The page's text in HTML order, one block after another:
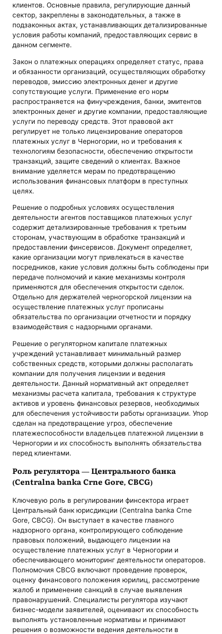
клиентов. Основные правила, регулирующие данный
сектор, закреплены в законодательных, а также в
подзаконных актах, устанавливающих детализированные
условия работы компаний, предоставляющих сервис в
данном сегменте.
Закон о платежных операциях определяет статус, права
и обязанности организаций, осуществляющих обработку
переводов, эмиссию электронных денег и другие
сопутствующие услуги. Применение его норм
распространяется на финучреждения, банки, эмитентов
электронных денег и другие компании, предоставляющие
услуги по переводу средств. Этот правовой акт
регулирует не только лицензирование операторов
платежных услуг в Черногории, но и требования к
технологиям безопасности, обеспечению открытости
транзакций, защите сведений о клиентах. Важное
внимание уделяется мерам по предотвращению
использования финансовых платформ в преступных
целях.
Решение о подробных условиях осуществления
деятельности агентов поставщиков платежных услуг
содержит детализированные требования к третьим
сторонам, участвующим в обработке транзакций и
предоставлении финсервисов. Документ определяет,
какие организации могут привлекаться в качестве
посредников, какие условия должны быть соблюдены при
передаче полномочий и какие механизмы контроля
применяются для обеспечения открытости сделок.
Отдельно для держателей черногорской лицензии на
осуществление платежных услуг прописаны
обязательства по организации отчетности и порядку
взаимодействия с надзорными органами.
Решение о регуляторном капитале платежных
учреждений устанавливает минимальный размер
собственных средств, которыми должны располагать
компании для получения лицензии и ведения
деятельности. Данный нормативный акт определяет
механизмы расчета капитала, требования к структуре
активов и уровень финансовых резервов, необходимых
для обеспечения устойчивости работы организации. Упор
сделан на предотвращение угроз, обеспечение
платежеспособности владельцев платежной лицензии в
Черногории и их способность выполнять обязательства
перед клиентами.
Роль регулятора — Центрального банка
(Centralna banka Crne Gore, CBCG)
Ключевую роль в регулировании финсектора играет
Центральный банк юрисдикции (Centralna banka Crne
Gore, CBCG). Он выступает в качестве главного
надзорного органа, контролирующего соблюдение
правовых положений, выдающего лицензии на
осуществление платежных услуг в Черногории и
обеспечивающего мониторинг деятельности операторов.
Полномочия CBCG включают проведение проверок,
оценку финансового положения юрилиц, рассмотрение
жалоб и применение санкций в случае выявления
правонарушений. Специалисты регулятора изучают
бизнес-модели заявителей, оценивают их способность
выполнять установленные нормативы и принимают
решения о возможности ведения деятельности в